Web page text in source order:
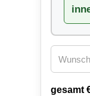
gesamt